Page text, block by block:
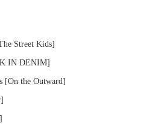
Street Kids]
IN DENIM]
[On the Outward]